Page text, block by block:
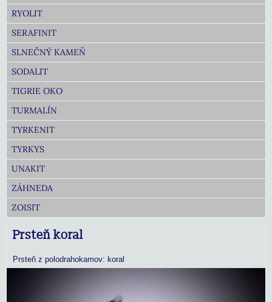
RYOLIT
SERAFINIT
SLNEČNÝ KAMEŇ
SODALIT
TIGRIE OKO
TURMALÍN
TYRKENIT
TYRKYS
UNAKIT
ZÁHNEDA
ZOISIT
Prsteň koral
Prsteň z polodrahokamov: koral